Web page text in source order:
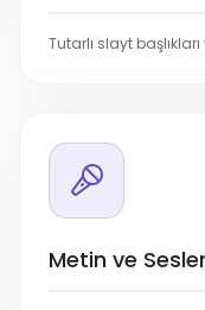
Tutarlı slayt
Metin ve